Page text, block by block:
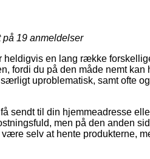
på 19 anmeldelser
heldigvis en lang række
fordi du på den måde nemt
uproblematisk, samt ofte
sendt til din hjemmeadresse
men på den anden
selv at hente produkterne,